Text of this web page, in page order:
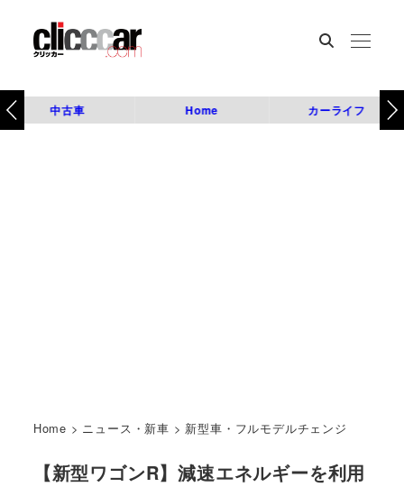
中古車 Home カーライフ
Home > ニュース・新車 > 新型車・フルモデルチェンジ
【新型ワゴンR】減速エネルギーを利用